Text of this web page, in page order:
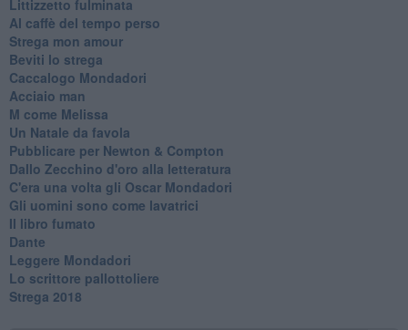
Littizzetto fulminata
Al caffè del tempo perso
Strega mon amour
Beviti lo strega
Caccalogo Mondadori
Acciaio man
M come Melissa
Un Natale da favola
Pubblicare per Newton & Compton
Dallo Zecchino d'oro alla letteratura
C'era una volta gli Oscar Mondadori
Gli uomini sono come lavatrici
Il libro fumato
Dante
Leggere Mondadori
Lo scrittore pallottoliere
Strega 2018